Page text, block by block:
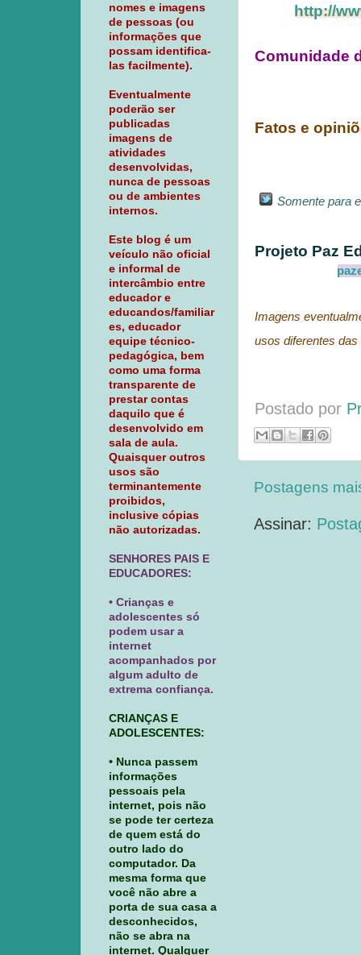
http://
Comunidade
Fatos e
Somente para
Projeto Paz
Imagens
usos diferentes das
Postado por
Postagens
Assinar:
nomes e imagens
de pessoas (ou
informações que
possam identifica-
las facilmente).
Eventualmente
poderão ser
publicadas
imagens de
atividades
desenvolvidas,
nunca de pessoas
ou de ambientes
internos.
Este blog é um
veículo não oficial
e informal de
intercâmbio entre
educador e
educandos/familiar
es, educador
equipe técnico-
pedagógica, bem
como uma forma
transparente de
prestar contas
daquilo que é
desenvolvido em
sala de aula.
Quaisquer outros
usos são
terminantemente
proibidos,
inclusive cópias
não autorizadas.
SENHORES PAIS E
EDUCADORES:
• Crianças e
adolescentes só
podem usar a
internet
acompanhados por
algum adulto de
extrema confiança.
CRIANÇAS E
ADOLESCENTES:
• Nunca passem
informações
pessoais pela
internet, pois não
se pode ter certeza
de quem está do
outro lado do
computador. Da
mesma forma que
você não abre a
porta de sua casa a
desconhecidos,
não se abra na
internet. Qualquer